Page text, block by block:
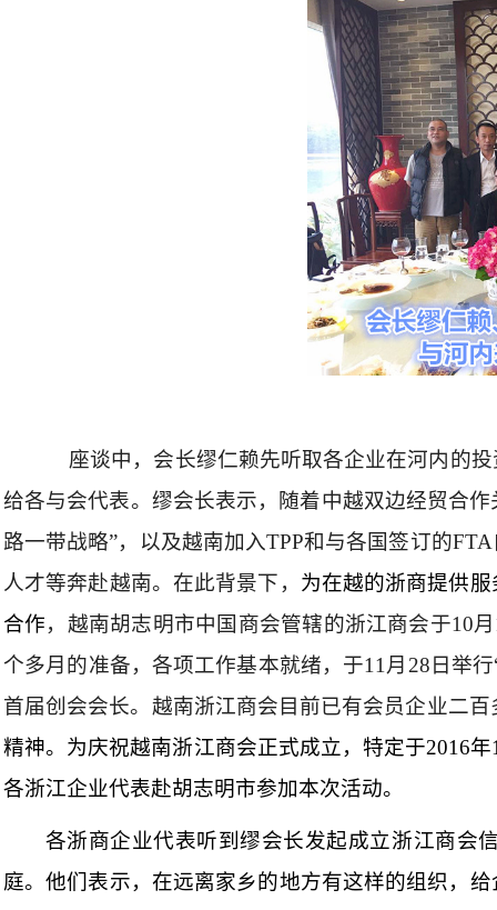
座谈中，会长缪仁赖先听取各企业在河内的
给各与会代表。缪会长表示，随着中越双边经贸合
路一带战略”，以及越南加入TPP和与各国签订的FTA
人才等奔赴越南。在此背景下， 为在越的浙商提供
合作，越南胡志明市中国商会管辖的浙江商会于10月
个多月的准备，各项工作基本就绪，于11 月 28 日举
首届创会会长。越南浙江商会目前已有会员企业二百
精神。为庆祝越南浙江商会正式成立，特定于2016年
各浙江企业代表赴胡志明市参加本次活动。
各浙商企业代表听到缪会长发起成立浙江商会
庭。他们表示，在远离家乡的地方有这样的组织，